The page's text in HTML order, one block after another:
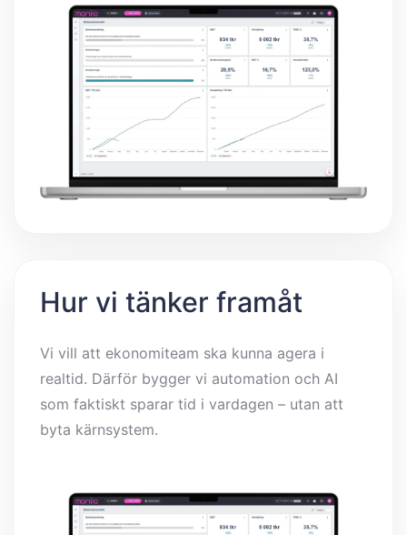
Hur vi tänker framåt
Vi vill att ekonomiteam ska kunna agera i
realtid. Därför bygger vi automation och AI
som faktiskt sparar tid i vardagen – utan att
byta kärnsystem.